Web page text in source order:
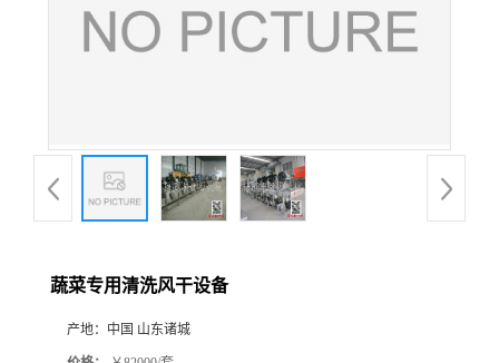
蔬菜专用清洗风干设备
产地： 中国 山东诸城